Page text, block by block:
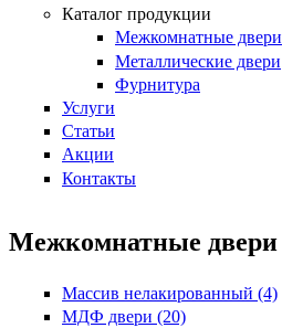
Каталог продукции
Межкомнатные двери
Металлические двери
Фурнитура
Услуги
Статьи
Акции
Контакты
Межкомнатные двери
Массив нелакированный (4)
МДФ двери (20)